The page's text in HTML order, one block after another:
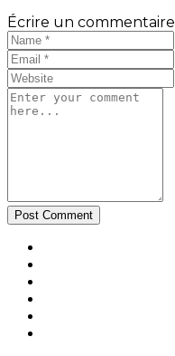
Écrire un commentaire